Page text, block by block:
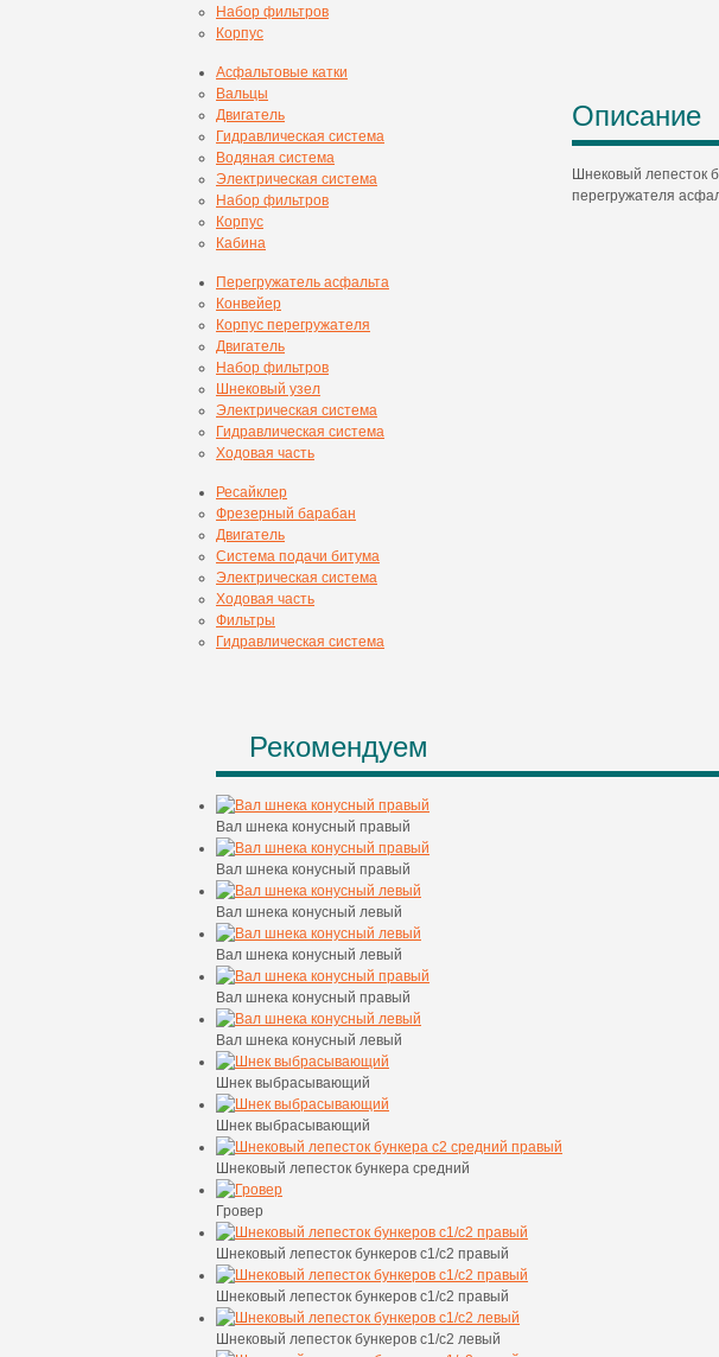
Набор фильтров
Корпус
Асфальтовые катки
Вальцы
Двигатель
Гидравлическая система
Водяная система
Электрическая система
Набор фильтров
Корпус
Кабина
Перегружатель асфальта
Конвейер
Корпус перегружателя
Двигатель
Набор фильтров
Шнековый узел
Электрическая система
Гидравлическая система
Ходовая часть
Ресайклер
Фрезерный барабан
Двигатель
Система подачи битума
Электрическая система
Ходовая часть
Фильтры
Гидравлическая система
Описание
Шнековый лепесток
перегружателя
Рекомендуем
Вал шнека конусный правый
Вал шнека конусный правый
Вал шнека конусный левый
Вал шнека конусный левый
Вал шнека конусный правый
Вал шнека конусный левый
Шнек выбрасывающий
Шнек выбрасывающий
Шнековый лепесток бункера средний
Гровер
Шнековый лепесток бункеров с1/с2 правый
Шнековый лепесток бункеров с1/с2 правый
Шнековый лепесток бункеров с1/с2 левый